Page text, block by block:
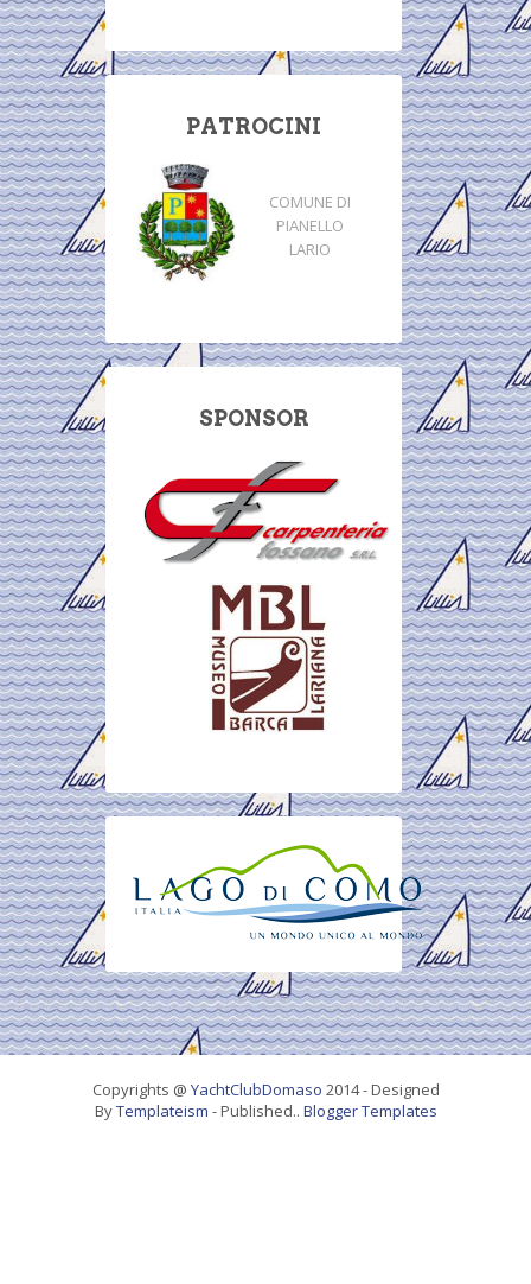
PATROCINI
COMUNE DI
PIANELLO
LARIO
SPONSOR
Copyrights @ YachtClubDomaso 2014 - Designed
ByTemplateism - Published.. Blogger Templates